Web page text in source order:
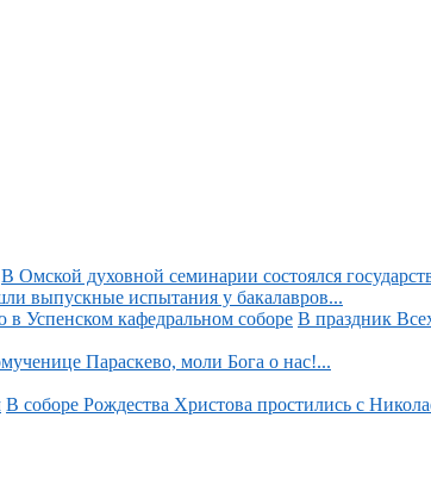
В Омской духовной семинарии состоялся
выпускные испытания у бакалавров...
В праздник
Параскево, моли Бога о нас!...
В соборе Рождества Христова простились с